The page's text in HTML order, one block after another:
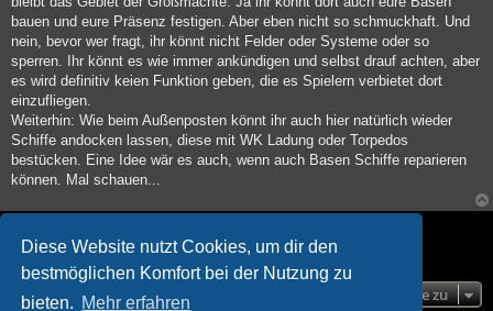
Diese Website nutzt Cookies, um dir den
bestmöglichen Komfort bei der Nutzung zu
bieten. Mehr erfahren
bauen und eure Präsenz festigen. Aber eben nicht so schmuckhaft. Und
nein, bevor wer fragt, ihr könnt nicht Felder oder Systeme oder so
sperren. Ihr könnt es wie immer ankündigen und selbst drauf achten, aber
es wird definitiv keien Funktion geben, die es Spielern verbietet dort
einzufliegen.
Weiterhin: Wie beim Außenposten könnt ihr auch hier natürlich wieder
Schiffe andocken lassen, diese mit WK Ladung oder Torpedos
bestücken. Eine Idee wär es auch, wenn auch Basen Schiffe reparieren
können. Mal schauen...
1 Beitrag • Seite 1von 1
Gehe zu